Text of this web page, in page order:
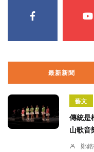
最新新聞
藝文
傳統是
山歌音
鄭